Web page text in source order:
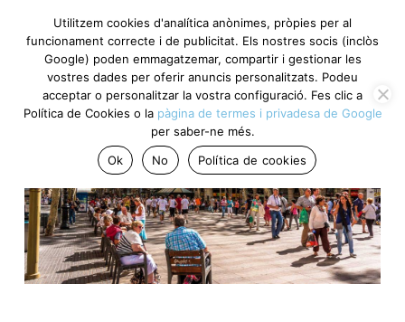
Utilitzem cookies d'analítica anònimes, pròpies per al
funcionament correcte i de publicitat. Els nostres socis
(inclòs Google) poden emmagatzemar, compartir i gestionar
les vostres dades per oferir anuncis personalitzats. Podeu
acceptar o personalitzar la vostra configuració. Fes clic a
Política de Cookies o lapàgina de termes i privadesa de
Googleper saber-ne més.
Ok
No Política de cookies